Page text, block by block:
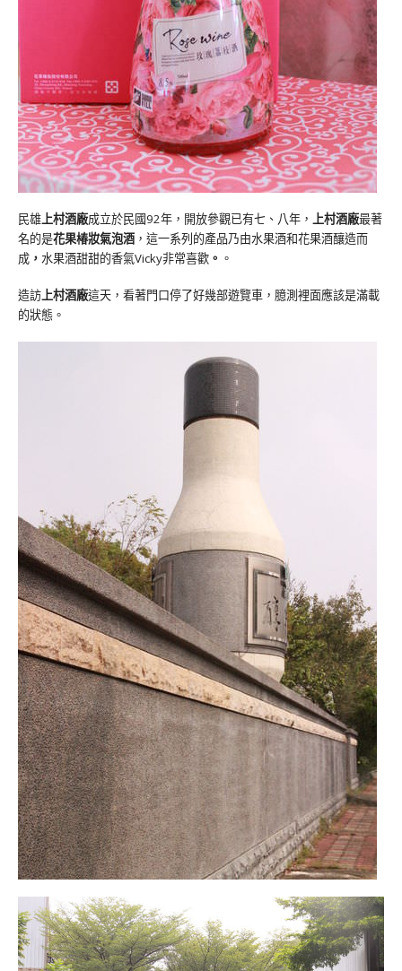
民雄上村酒廠成立於民國92年，開放參觀已有七、八年， 上村酒廠最著
名的是花果椿妝氣泡酒 ，這一系列的產品乃由水果酒和花果酒釀造而
成 ， 水果酒甜甜的香氣Vicky非常喜歡 。 。
造訪上村酒廠這天，看著門口停了好幾部遊覽車，臆測裡面應該是滿載
的狀態。